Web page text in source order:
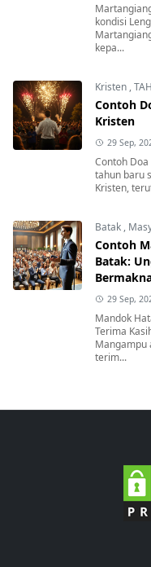
kondisi
kepa...
Kristen ,
Contoh
Kristen
29 Sep,
Contoh
tahun baru
Kristen,
Batak ,
Contoh
Batak:
29 Sep,
Mandok
Terima
Mangampu
terim...